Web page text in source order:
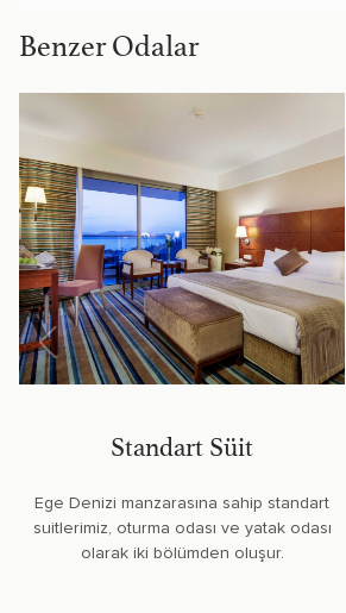
Benzer Odalar
Standart Süit
Ege Denizi manzarasına sahip standart
suitlerimiz, oturma odası ve yatak odası
olarak iki bölümden oluşur.